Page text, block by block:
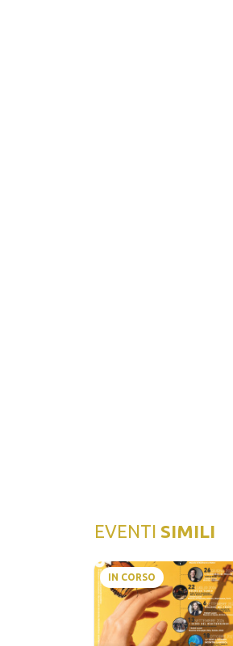
EVENTI SIMILI
IN CORSO